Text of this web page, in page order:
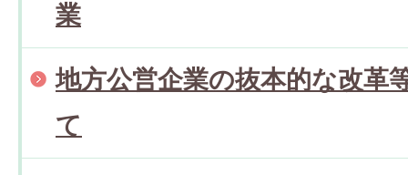
業
地方公営企業の抜本的な改革
て